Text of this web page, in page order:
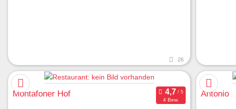
26
Montafoner Hof
4 Bew.
Antonio